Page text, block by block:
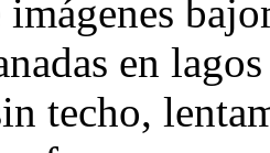
en
techo,